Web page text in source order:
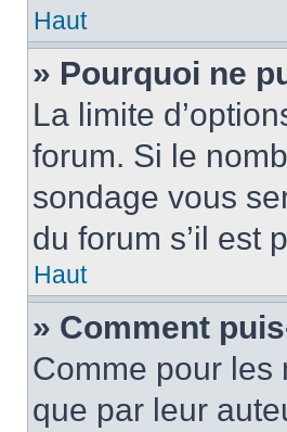
Haut
» Pourquoi ne
La limite
forum. Si le
sondage vous
du forum s’il est
Haut
» Comment
Comme pour les
que par leur